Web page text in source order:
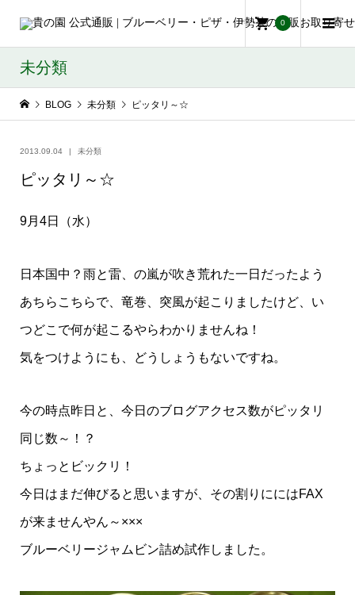
0
未分類
BLOG 未分類 ピッタリ～☆
2013.09.04 未分類
ピッタリ～☆
9月4日（水）
日本国中？雨と雷、の嵐が吹き荒れた一日だったよう
あちらこちらで、竜巻、突風が起こりましたけど、い
つどこで何が起こるやらわかりませんね！
気をつけようにも、どうしょうもないですね。
今の時点昨日と、今日のブログアクセス数がピッタリ
同じ数～！？
ちょっとビックリ！
今日はまだ伸びると思いますが、その割りににはFAX
が来ませんやん～×××
ブルーベリージャムビン詰め試作しました。